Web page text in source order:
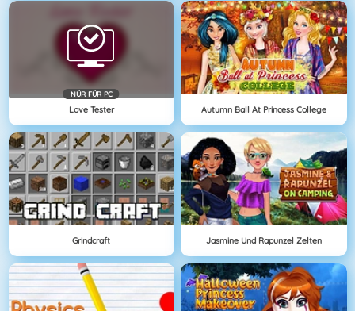
NÜR FÜR PC
Love Tester Autumn Ball At Princess College
Grindcraft Jasmine Und Rapunzel Zelten